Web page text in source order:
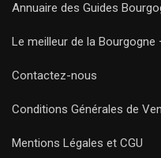
Annuaire des Guides
Le meilleur de la
Contactez-nous
Conditions Générales de
Mentions Légales et CGU